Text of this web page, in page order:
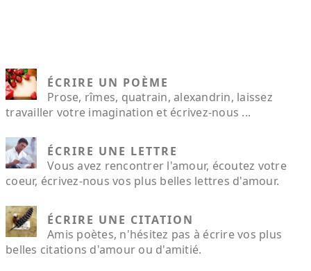
ÉCRIRE UN POÈME
Prose, rîmes, quatrain, alexandrin, laissez
travailler votre imagination et écrivez-nous ...
ÉCRIRE UNE LETTRE
Vous avez rencontrer l'amour, écoutez votre
coeur, écrivez-nous vos plus belles lettres d'amour.
ÉCRIRE UNE CITATION
Amis poètes, n'hésitez pas à écrire vos plus
belles citations d'amour ou d'amitié.